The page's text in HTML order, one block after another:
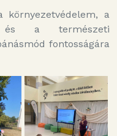
a
és a természeti
fontosságára